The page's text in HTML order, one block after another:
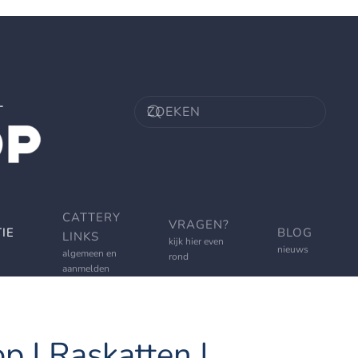
CATTERY
LINKS
algemeen en
aanmelden
VRAGEN?
kijk hier even
rond
BLOG
nieuws